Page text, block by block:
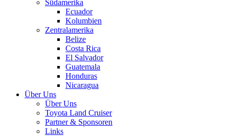
Südamerika
Ecuador
Kolumbien
Zentralamerika
Belize
Costa Rica
El Salvador
Guatemala
Honduras
Nicaragua
Über Uns
Über Uns
Toyota Land Cruiser
Partner & Sponsoren
Links